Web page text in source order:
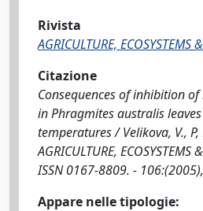
Rivista
AGRICULTURE, ECOSYSTEMS
Citazione
Consequences of inhibition
in Phragmites australis
temperatures / Velikova, V., P,
AGRICULTURE, ECOSYSTEMS
ISSN 0167-8809. -
Appare nelle tipologie: